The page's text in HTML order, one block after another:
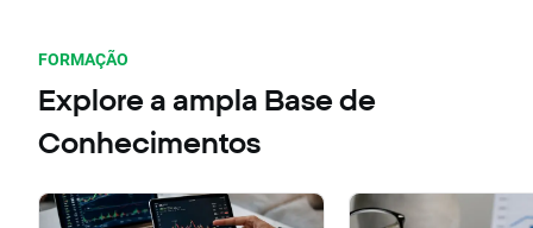
FORMAÇÃO
Explore a ampla Base de
Conhecimentos